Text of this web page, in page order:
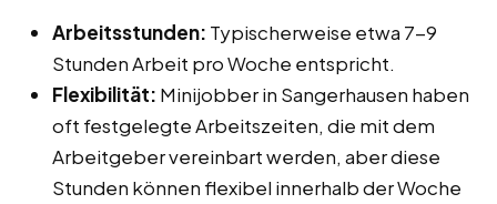
Arbeitsstunden: Typischerweise etwa 7-9
Stunden Arbeit pro Woche entspricht.
Flexibilität: Minijobber in Sangerhausen haben
oft festgelegte Arbeitszeiten, die mit dem
Arbeitgeber vereinbart werden, aber diese
Stunden können flexibel innerhalb der Woche